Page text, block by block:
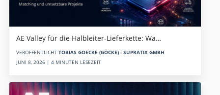
AE Valley für die Halbleiter-Lieferkette: Wa…
VERÖFFENTLICHT TOBIAS GOECKE (GÖCKE) - SUPRATIX GMBH
JUNI 8, 2026 | 4 MINUTEN LESEZEIT